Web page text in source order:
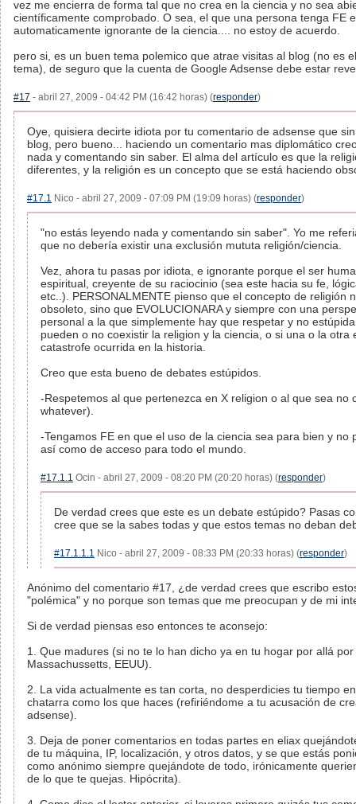
vez me encierra de forma tal que no crea en la ciencia y no sea
científicamente comprobado. O sea, el que una persona tenga FE
automaticamente ignorante de la ciencia.... no estoy de acuerdo.
pero si, es un buen tema polemico que atrae visitas al blog (no es
tema), de seguro que la cuenta de Google Adsense debe estar
#17 - abril 27, 2009 - 04:42 PM (16:42 horas) (responder)
Oye, quisiera decirte idiota por tu comentario de adsense que
blog, pero bueno... haciendo un comentario mas diplomático
nada y comentando sin saber. El alma del artículo es que la
diferentes, y la religión es un concepto que se está haciendo
#17.1 Nico - abril 27, 2009 - 07:09 PM (19:09 horas) (responder)
"no estás leyendo nada y comentando sin saber". Yo me
que no debería existir una exclusión mututa religión/ciencia.
Vez, ahora tu pasas por idiota, e ignorante porque el ser
espiritual, creyente de su raciocinio (sea este hacia su fe,
etc..). PERSONALMENTE pienso que el concepto de religión
obsoleto, sino que EVOLUCIONARA y siempre con una
personal a la que simplemente hay que respetar y no
pueden o no coexistir la religion y la ciencia, o si una o la otra
catastrofe ocurrida en la historia.
Creo que esta bueno de debates estúpidos.
-Respetemos al que pertenezca en X religion o al que sea no
whatever).
-Tengamos FE en que el uso de la ciencia sea para bien y no
así como de acceso para todo el mundo.
#17.1.1 Ocin - abril 27, 2009 - 08:20 PM (20:20 horas) (responder)
De verdad crees que este es un debate estúpido? Pasas
cree que se la sabes todas y que estos temas no deban
#17.1.1.1 Nico - abril 27, 2009 - 08:33 PM (20:33 horas) (responder)
Anónimo del comentario #17, ¿de verdad crees que escribo
"polémica" y no porque son temas que me preocupan y de mi
Si de verdad piensas eso entonces te aconsejo:
1. Que madures (si no te lo han dicho ya en tu hogar por allá
Massachussetts, EEUU).
2. La vida actualmente es tan corta, no desperdicies tu tiempo
chatarra como los que haces (refiriéndome a tu acusación de
adsense).
3. Deja de poner comentarios en todas partes en eliax
de tu máquina, IP, localización, y otros datos, y se que estás
como anónimo siempre quejándote de todo, irónicamente
de lo que te quejas. Hipócrita).